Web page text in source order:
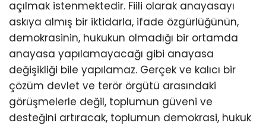
açılmak istenmektedir. Fiili olarak anayasayı
askıya almış bir iktidarla, ifade özgürlüğünün,
demokrasinin, hukukun olmadığı bir ortamda
anayasa yapılamayacağı gibi anayasa
değişikliği bile yapılamaz. Gerçek ve kalıcı bir
çözüm devlet ve terör örgütü arasındaki
görüşmelerle değil, toplumun güveni ve
desteğini artıracak, toplumun demokrasi, hukuk